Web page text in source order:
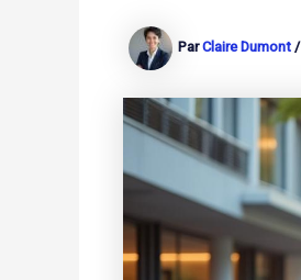
ParClaire Dumont/